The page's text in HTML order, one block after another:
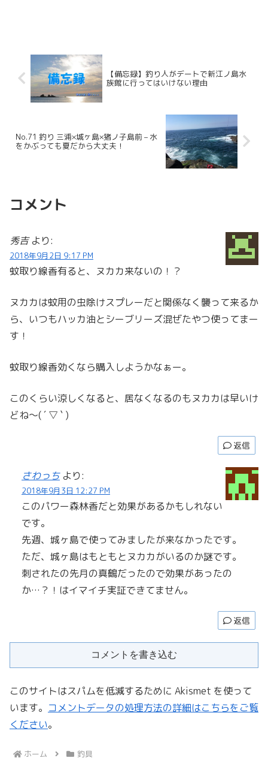
【備忘録】釣り人がデートで新江ノ島水
族館に行ってはいけない理由
No.71 釣り 三浦×城ヶ島×猪ノ子島前 – 水
をかぶっても夏だから大丈夫！
コメント
秀吉 より:
2018年9月2日 9:17 PM
蚊取り線香有ると、ヌカカ来ないの！？
ヌカカは蚊用の虫除けスプレーだと関係なく襲って来るか
ら、いつもハッカ油とシーブリーズ混ぜたやつ使ってまー
す！
蚊取り線香効くなら購入しようかなぁー。
このくらい涼しくなると、居なくなるのもヌカカは早いけ
どね〜( ´ ▽ ` )
返信
さわっち より:
2018年9月3日 12:27 PM
このパワー森林香だと効果があるかもしれない
です。
先週、城ヶ島で使ってみましたが来なかったです。
ただ、城ヶ島はもともとヌカカがいるのか謎です。
刺されたの先月の真鶴だったので効果があったの
か…？！はイマイチ実証できてません。
返信
コメントを書き込む
このサイトはスパムを低減するために Akismet を使って
います。 コメントデータの処理方法の詳細はこちらをご覧
ください。
ホーム 釣具